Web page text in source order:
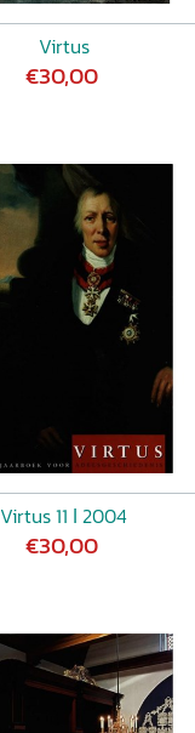
Virtus
€30,00
Virtus 11 ǀ 2004
€30,00